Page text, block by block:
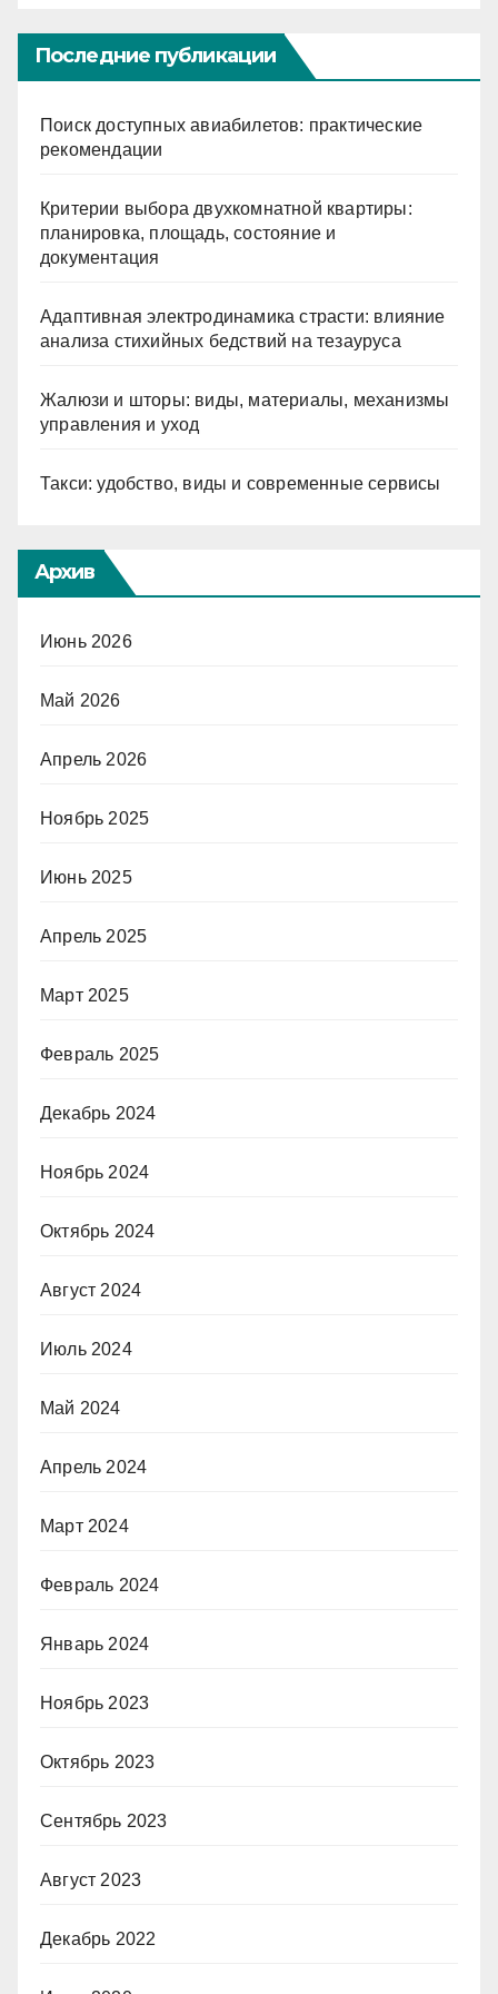
Последние публикации
Поиск доступных авиабилетов: практические
рекомендации
Критерии выбора двухкомнатной квартиры:
планировка, площадь, состояние и
документация
Адаптивная электродинамика страсти: влияние
анализа стихийных бедствий на тезауруса
Жалюзи и шторы: виды, материалы, механизмы
управления и уход
Такси: удобство, виды и современные сервисы
Архив
Июнь 2026
Май 2026
Апрель 2026
Ноябрь 2025
Июнь 2025
Апрель 2025
Март 2025
Февраль 2025
Декабрь 2024
Ноябрь 2024
Октябрь 2024
Август 2024
Июль 2024
Май 2024
Апрель 2024
Март 2024
Февраль 2024
Январь 2024
Ноябрь 2023
Октябрь 2023
Сентябрь 2023
Август 2023
Декабрь 2022